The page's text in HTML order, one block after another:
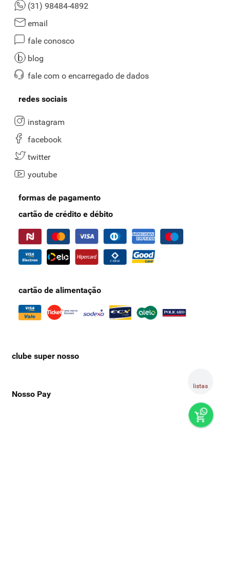
listas
(31) 98484-4892
email
fale conosco
blog
fale com o encarregado de dados
redes sociais
instagram
facebook
twitter
youtube
formas de pagamento
cartão de crédito e débito
cartão de alimentação
clube super nosso
Nosso Pay